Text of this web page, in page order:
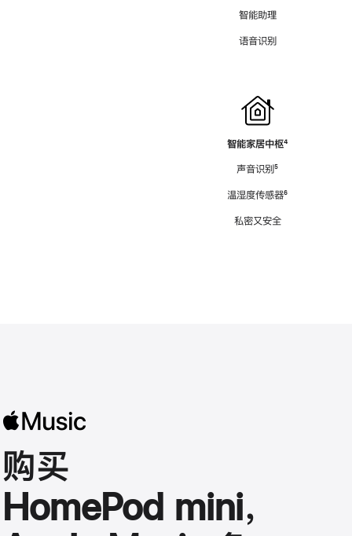
智能助理
语音识别
智能家居中枢脚
⁴
声音识别脚
⁵
温湿度传感器脚
⁶
私密又安全
购买
HomePod mini，